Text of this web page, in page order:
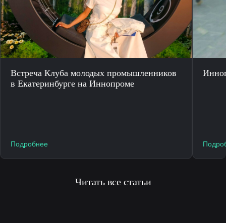
Встреча Клуба молодых промышленников
в Екатеринбурге на Иннопроме
Подробнее
Читать все статьи